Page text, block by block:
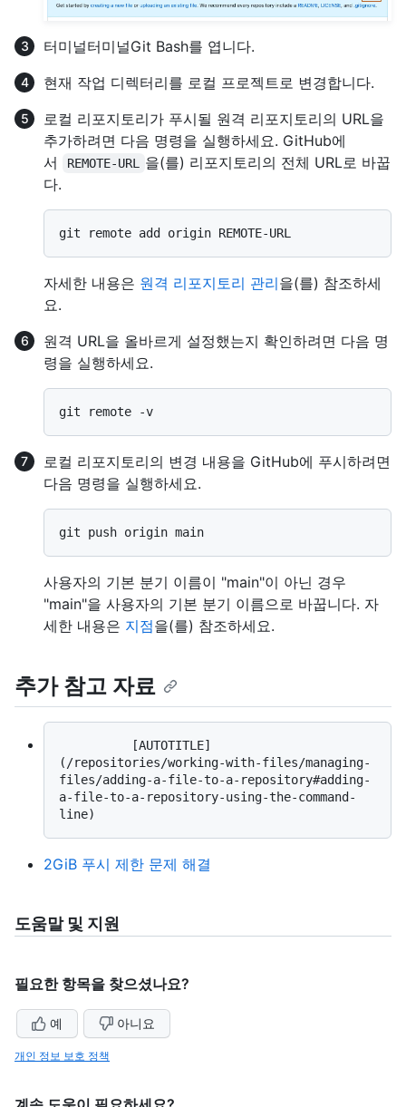
터미널터미널Git Bash를 엽니다.
현재 작업 디렉터리를 로컬 프로젝트로 변경합니다.
로컬 리포지토리가 푸시될 원격 리포지토리의 URL을
추가하려면 다음 명령을 실행하세요. GitHub에
서
REMOTE-URL
을(를) 리포지토리의 전체 URL로 바꿉
다.
자세한 내용은 원격 리포지토리 관리을(를) 참조하세
요.
원격 URL을 올바르게 설정했는지 확인하려면 다음 명
령을 실행하세요.
로컬 리포지토리의 변경 내용을 GitHub에 푸시하려면
다음 명령을 실행하세요.
사용자의 기본 분기 이름이 "main"이 아닌 경우
"main"을 사용자의 기본 분기 이름으로 바꿉니다. 자
세한 내용은 지점을(를) 참조하세요.
추가 참고 자료
(/repositories/working-with-files/managing-
files/adding-a-file-to-a-repository#adding-
a-file-to-a-repository-using-the-command-
2GiB 푸시 제한 문제 해결
도움말 및 지원
필요한 항목을 찾으셨나요?
예 아니요
개인 정보 보호 정책